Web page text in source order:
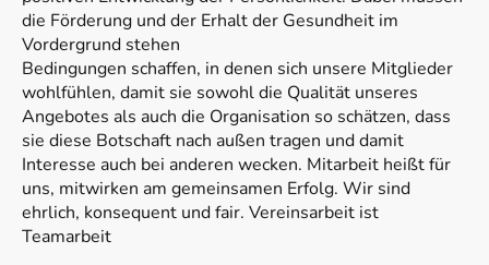
die Förderung und der Erhalt der Gesundheit im
Vordergrund stehen
Bedingungen schaffen, in denen sich unsere Mitglieder
wohlfühlen, damit sie sowohl die Qualität unseres
Angebotes als auch die Organisation so schätzen, dass
sie diese Botschaft nach außen tragen und damit
Interesse auch bei anderen wecken. Mitarbeit heißt für
uns, mitwirken am gemeinsamen Erfolg. Wir sind
ehrlich, konsequent und fair. Vereinsarbeit ist
Teamarbeit